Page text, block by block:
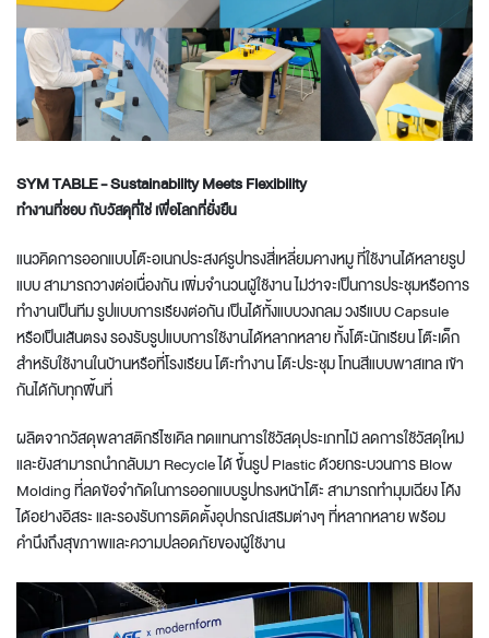
SYM TABLE - Sustainability Meets Flexibility
ทำงานที่ชอบ กับวัสดุที่ใช่ เพื่อโลกที่ยั่งยืน
แนวคิดการออกแบบโต๊ะอเนกประสงค์รูปทรงสี่เหลี่ยมคางหมู ที่ใช้งานได้หลายรูป
แบบ สามารถวางต่อเนื่องกัน เพิ่มจำนวนผู้ใช้งาน ไม่ว่าจะเป็นการประชุมหรือการ
ทำงานเป็นทีม รูปแบบการเรียงต่อกัน เป็นได้ทั้งแบบวงกลม วงรีแบบ Capsule
หรือเป็นเส้นตรง รองรับรูปแบบการใช้งานได้หลากหลาย ทั้งโต๊ะนักเรียน โต๊ะเด็ก
สำหรับใช้งานในบ้านหรือที่โรงเรียน โต๊ะทำงาน โต๊ะประชุม โทนสีแบบพาสเทล เข้า
กันได้กับทุกพื้นที่
ผลิตจากวัสดุพลาสติกรีไซเคิล ทดแทนการใช้วัสดุประเภทไม้ ลดการใช้วัสดุใหม่
และยังสามารถนำกลับมา Recycle ได้ ขึ้นรูป Plastic ด้วยกระบวนการ Blow
Molding ที่ลดข้อจำกัดในการออกแบบรูปทรงหน้าโต๊ะ สามารถทำมุมเฉียง โค้ง
ได้อย่างอิสระ และรองรับการติดตั้งอุปกรณ์เสริมต่างๆ ที่หลากหลาย พร้อม
คำนึงถึงสุขภาพและความปลอดภัยของผู้ใช้งาน